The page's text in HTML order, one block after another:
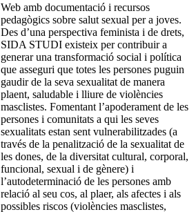
Web amb documentació i recursos
pedagògics sobre salut sexual per a joves.
Des d’una perspectiva feminista i de drets,
SIDA STUDI existeix per contribuir a
generar una transformació social i política
que asseguri que totes les persones puguin
gaudir de la seva sexualitat de manera
plaent, saludable i lliure de violències
masclistes. Fomentant l’apoderament de les
persones i comunitats a qui les seves
sexualitats estan sent vulnerabilitzades (a
través de la penalització de la sexualitat de
les dones, de la diversitat cultural, corporal,
funcional, sexual i de gènere) i
l’autodeterminació de les persones amb
relació al seu cos, al plaer, als afectes i als
possibles riscos (violències masclistes,